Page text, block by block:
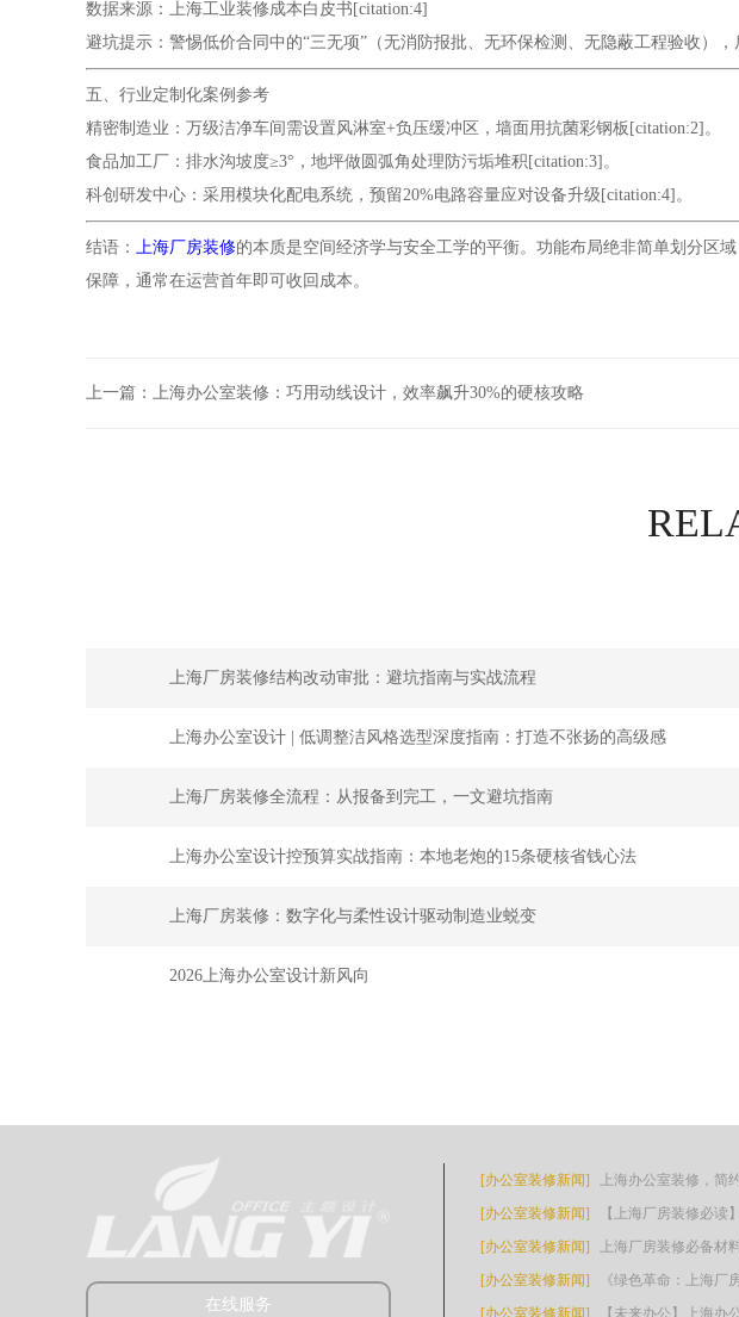
数据来源：上海工业装修成本白皮书[citation:4]
避坑提示：警惕低价合同中的“三无项”（无消防报批、无环保检测、无隐蔽工程验收），
五、行业定制化案例参考
精密制造业：万级洁净车间需设置风淋室+负压缓冲区，墙面用抗菌彩钢板[citation:2]。
食品加工厂：排水沟坡度≥3°，地坪做圆弧角处理防污垢堆积[citation:3]。
科创研发中心：采用模块化配电系统，预留20%电路容量应对设备升级[citation:4]。
结语： 上海厂房装修的本质是空间经济学与安全工学的平衡。功能布局绝非简单划分区
保障，通常在运营首年即可收回成本。
上一篇： 上海办公室装修：巧用动线设计，效率飙升30%的硬核攻略
上海厂房装修结构改动审批：避坑指南与实战流程
上海办公室设计 | 低调整洁风格选型深度指南：打造不张扬的高级感
上海厂房装修全流程：从报备到完工，一文避坑指南
上海办公室设计控预算实战指南：本地老炮的15条硬核省钱心法
上海厂房装修：数字化与柔性设计驱动制造业蜕变
2026上海办公室设计新风向
在线服务
[办公室装修新闻]
上海办公室装修，简
力解码！
[办公室装修新闻]
【上海厂房装修必读
与空调设计，专业装
导！
[办公室装修新闻]
上海厂房装修必备材
工厂瞬间升级！
[办公室装修新闻]
《绿色革命：上海厂
料全解析》
[办公室装修新闻]
【未来办公】上海办